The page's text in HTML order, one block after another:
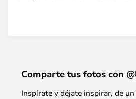
Comparte tus fotos con
Inspírate y déjate inspirar, de